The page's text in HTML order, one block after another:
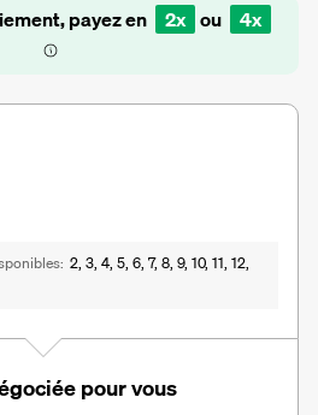
payez en 2x ou 4x
2, 3, 4, 5, 6, 7, 8, 9, 10, 11, 12,
pour vous